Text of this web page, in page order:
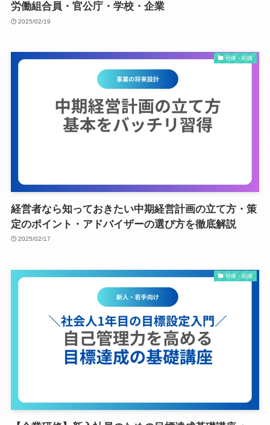
労働組合員・官公庁・学校・企業
2025/02/19
研修・組織
経営者なら知っておきたい中期経営計画の立て方・策
定のポイント・アドバイザーの選び方を徹底解説
2025/02/17
研修・組織